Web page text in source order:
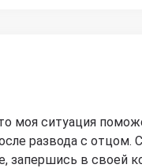
моя ситуация
развода с отцом.
запершись в своей